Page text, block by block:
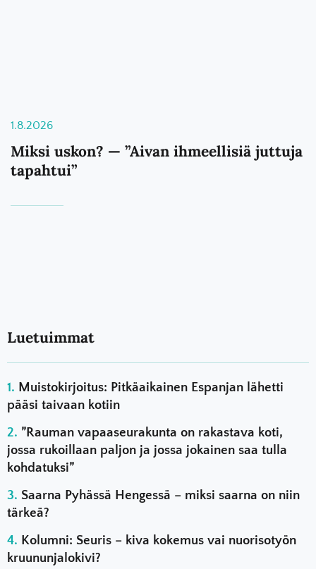
1.8.2026
Miksi uskon? — ”Aivan ihmeellisiä juttuja
tapahtui”
Luetuimmat
Muistokirjoitus: Pitkäaikainen Espanjan lähetti
pääsi taivaan kotiin
”Rauman vapaaseurakunta on rakastava koti,
jossa rukoillaan paljon ja jossa jokainen saa tulla
kohdatuksi”
Saarna Pyhässä Hengessä – miksi saarna on niin
tärkeä?
Kolumni: Seuris – kiva kokemus vai nuorisotyön
kruununjalokivi?